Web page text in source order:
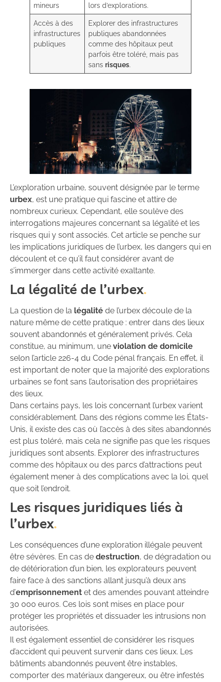
mineurs
lors d’explorations.
Accès à des
infrastructures
publiques
Explorer des infrastructures
publiques abandonnées
comme des hôpitaux peut
parfois être toléré, mais pas
sansrisques.
L’exploration urbaine, souvent désignée par le terme
urbex, est une pratique qui fascine et attire de
nombreux curieux. Cependant, elle soulève des
interrogations majeures concernant sa légalité et les
risques qui y sont associés. Cet article se penche sur
les implications juridiques de l’urbex, les dangers qui en
découlent et ce qu’il faut considérer avant de
s’immerger dans cette activité exaltante.
La légalité de l’urbex
La question de la légalité de l’urbex découle de la
nature même de cette pratique : entrer dans des lieux
souvent abandonnés et généralement privés. Cela
constitue, au minimum, une violation de domicile
selon l’article 226-4 du Code pénal français. En effet, il
est important de noter que la majorité des explorations
urbaines se font sans l’autorisation des propriétaires
des lieux.
Dans certains pays, les lois concernant l’urbex varient
considérablement. Dans des régions comme les États-
Unis, il existe des cas où l’accès à des sites abandonnés
est plus toléré, mais cela ne signifie pas que les risques
juridiques sont absents. Explorer des infrastructures
comme des hôpitaux ou des parcs d’attractions peut
également mener à des complications avec la loi, quel
que soit l’endroit.
Les risques juridiques liés à
l’urbex
Les conséquences d’une exploration illégale peuvent
être sévères. En cas de destruction, de dégradation ou
de détérioration d’un bien, les explorateurs peuvent
faire face à des sanctions allant jusqu’à deux ans
d’emprisonnement et des amendes pouvant atteindre
30 000 euros. Ces lois sont mises en place pour
protéger les propriétés et dissuader les intrusions non
autorisées.
Il est également essentiel de considérer les risques
d’accident qui peuvent survenir dans ces lieux. Les
bâtiments abandonnés peuvent être instables,
comporter des matériaux dangereux, ou être infestés